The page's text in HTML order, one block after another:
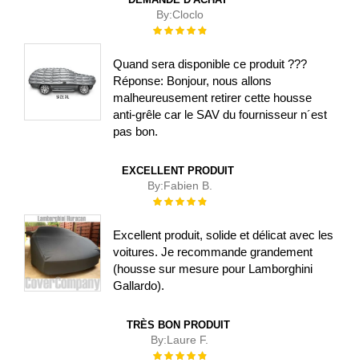
By:Cloclo
Évaluation :
Quand sera disponible ce produit ???
Réponse: Bonjour, nous allons
malheureusement retirer cette housse
anti-grêle car le SAV du fournisseur n´est
pas bon.
EXCELLENT PRODUIT
By:Fabien B.
Évaluation :
Excellent produit, solide et délicat avec les
voitures. Je recommande grandement
(housse sur mesure pour Lamborghini
Gallardo).
TRÈS BON PRODUIT
By:Laure F.
Évaluation :